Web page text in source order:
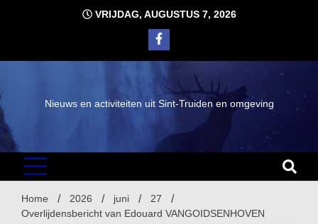
VRIJDAG, AUGUSTUS 7, 2026
Nieuws en activiteiten uit Sint-Truiden en omgeving
Home 2026 juni
27
Overlijdensbericht van Edouard VANGOIDSENHOVEN